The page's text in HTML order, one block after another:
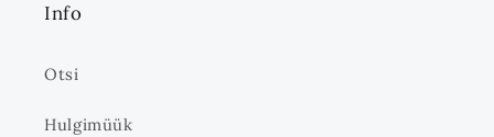
Info
Otsi
Hulgimüük